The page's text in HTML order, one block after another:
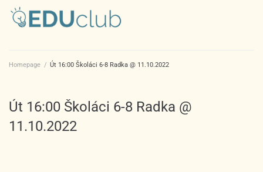
Homepage / Út 16:00 Školáci 6-8 Radka @ 11.10.2022
Út 16:00 Školáci 6-8 Radka @
11.10.2022